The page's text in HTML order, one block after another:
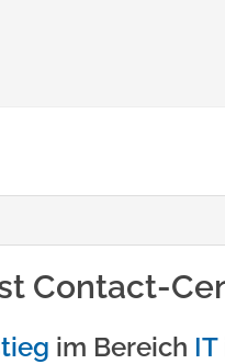
Contact-
im Bereich IT